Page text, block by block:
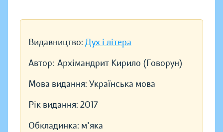
Видавництво: Дух і літера
Автор: Архімандрит Кирило (Говорун)
Мова видання: Українська мова
Рік видання: 2017
Обкладинка: м'яка